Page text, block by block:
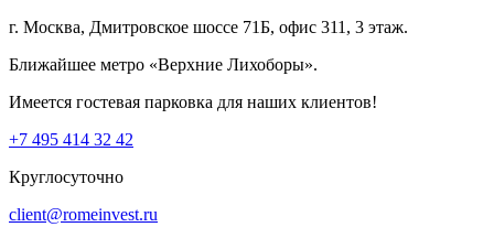
г. Москва, Дмитровское шоссе 71Б, офис 311, 3 этаж.
Ближайшее метро «Верхние Лихоборы».
Имеется гостевая парковка для наших клиентов!
+7 495 414 32 42
Круглосуточно
client@romeinvest.ru